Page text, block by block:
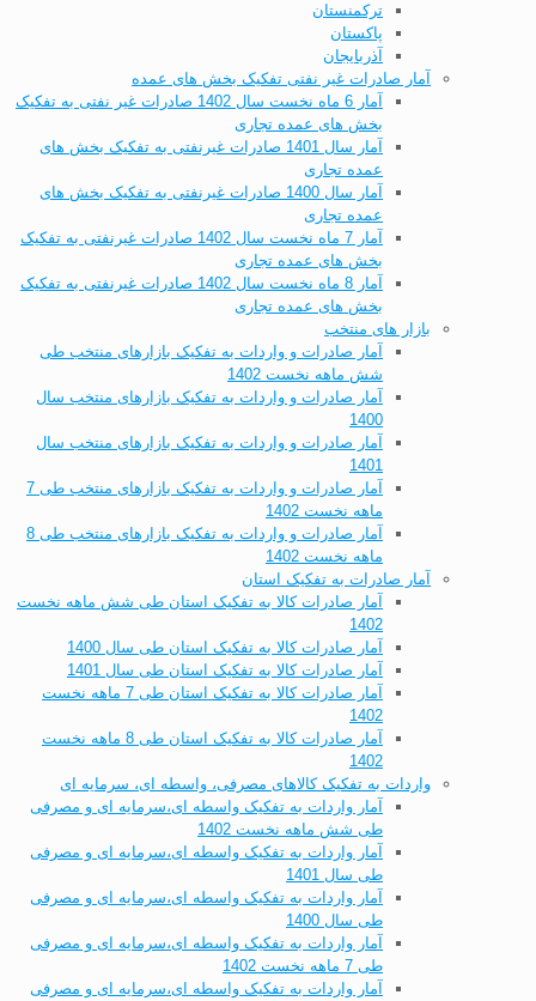
ترکمنستان
پاکستان
آذربایجان
آمار صادرات غیر نفتی تفکیک بخش های عمده
آمار 6 ماه نخست سال 1402 صادرات غیر نفتی به تفکیک
بخش های عمده تجاری
آمار سال 1401 صادرات غیرنفتی به تفکیک بخش های
عمده تجاری
آمار سال 1400 صادرات غیرنفتی به تفکیک بخش های
عمده تجاری
آمار 7 ماه نخست سال 1402 صادرات غیرنفتی به تفکیک
بخش های عمده تجاری
آمار 8 ماه نخست سال 1402 صادرات غیرنفتی به تفکیک
بخش های عمده تجاری
بازار های منتخب
آمار صادرات و واردات به تفکیک بازارهای منتخب طی
شش ماهه نخست 1402
آمار صادرات و واردات به تفکیک بازارهای منتخب سال
1400
آمار صادرات و واردات به تفکیک بازارهای منتخب سال
1401
آمار صادرات و واردات به تفکیک بازارهای منتخب طی 7
ماهه نخست 1402
آمار صادرات و واردات به تفکیک بازارهای منتخب طی 8
ماهه نخست 1402
آمار صادرات به تفکیک استان
آمار صادرات کالا به تفکیک استان طی شش ماهه نخست
1402
آمار صادرات کالا به تفکیک استان طی سال 1400
آمار صادرات کالا به تفکیک استان طی سال 1401
آمار صادرات کالا به تفکیک استان طی 7 ماهه نخست
1402
آمار صادرات کالا به تفکیک استان طی 8 ماهه نخست
1402
واردات به تفکیک کالاهای مصرفی، واسطه ای، سرمایه ای
آمار واردات به تفکیک واسطه ای،سرمایه ای و مصرفی
طی شش ماهه نخست 1402
آمار واردات به تفکیک واسطه ای،سرمایه ای و مصرفی
طی سال 1401
آمار واردات به تفکیک واسطه ای،سرمایه ای و مصرفی
طی سال 1400
آمار واردات به تفکیک واسطه ای،سرمایه ای و مصرفی
طی 7 ماهه نخست 1402
آمار واردات به تفکیک واسطه ای،سرمایه ای و مصرفی